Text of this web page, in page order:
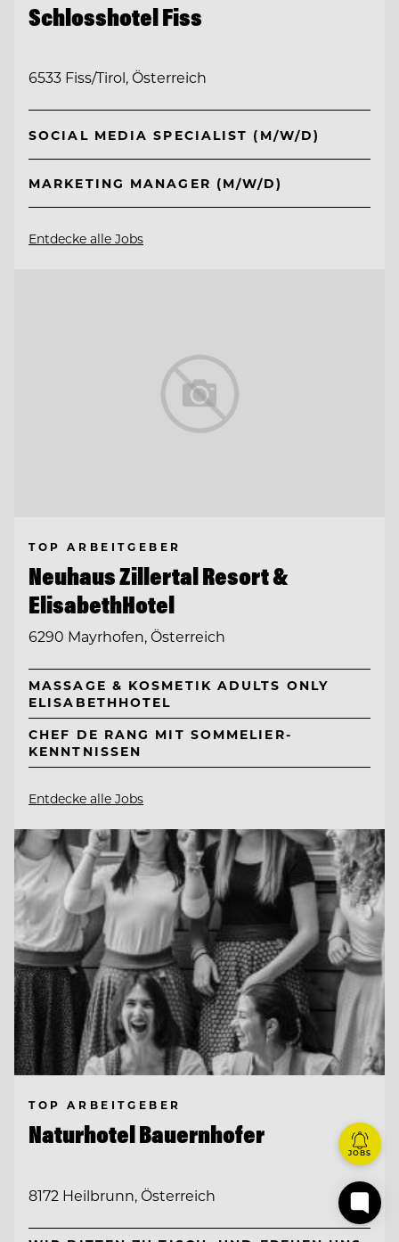
Schlosshotel Fiss
6533 Fiss/Tirol, Österreich
SOCIAL MEDIA SPECIALIST (M/W/D)
MARKETING MANAGER (M/W/D)
Entdecke alle Jobs
TOP ARBEITGEBER
Neuhaus Zillertal Resort &
ElisabethHotel
6290 Mayrhofen, Österreich
MASSAGE & KOSMETIK ADULTS ONLY
ELISABETHHOTEL
CHEF DE RANG MIT SOMMELIER-
KENNTNISSEN
Entdecke alle Jobs
TOP ARBEITGEBER
Naturhotel Bauernhofer
8172 Heilbrunn, Österreich
JOBS